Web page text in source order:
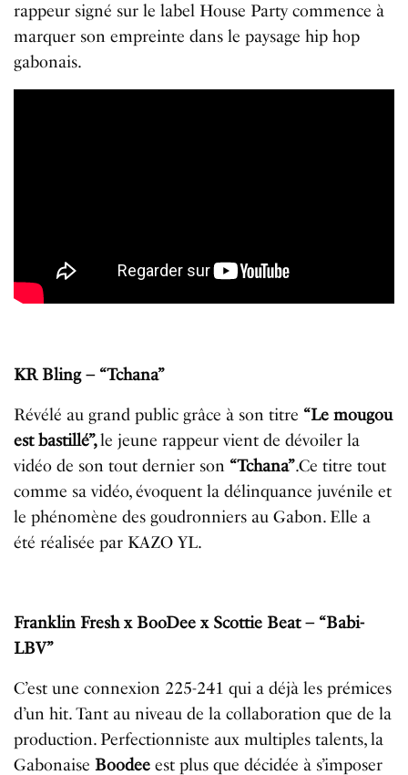
rappeur signé sur le label House Party commence à
marquer son empreinte dans le paysage hip hop
gabonais.
KR Bling – “Tchana”
Révélé au grand public grâce à son titre “Le mougou
est bastillé”,le jeune rappeur vient de dévoiler la
vidéo de son tout dernier son “Tchana”.Ce titre tout
comme sa vidéo, évoquent la délinquance juvénile et
le phénomène des goudronniers au Gabon. Elle a
été réalisée par KAZO YL.
Franklin Fresh x BooDee x Scottie Beat – “Babi-
LBV”
C’est une connexion 225-241 qui a déjà les prémices
d’un hit. Tant au niveau de la collaboration que de la
production. Perfectionniste aux multiples talents, la
Gabonaise Boodee est plus que décidée à s’imposer